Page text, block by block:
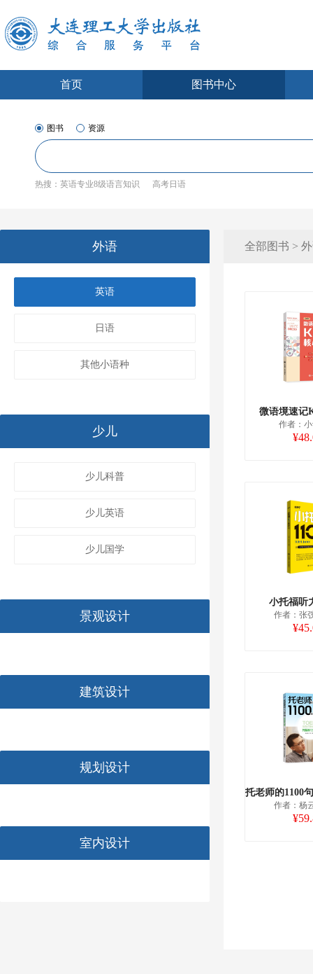
首页 图书中心
图书 资源
热搜： 英语专业8级语言知识 高考日语
外语
英语
日语
其他小语种
少儿
少儿科普
少儿英语
少儿国学
景观设计
建筑设计
规划设计
室内设计
全部图书 >
微语境速记
作者：
小托福听
作者：张
作者：杨